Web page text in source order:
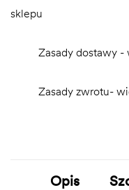
sklepu
Zasady dostawy
Zasady zwrotu-
Opis